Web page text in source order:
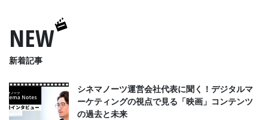
NEW
新着記事
シネマノーツ運営会社代表に聞く！デジタルマ
ーケティングの視点で見る「映画」コンテンツ
の過去と未来